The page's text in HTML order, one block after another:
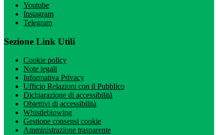
Youtube
Instagram
Telegram
Sezione Link Utili
Cookie policy
Note legali
Informativa Privacy
Ufficio Relazioni con il Pubblico
Dichiarazione di accessibilità
Obiettivi di accessibilità
Whistleblowing
Gestione consensi cookie
Amministrazione trasparente